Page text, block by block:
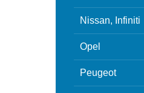
Nissan, Infiniti
Opel
Peugeot